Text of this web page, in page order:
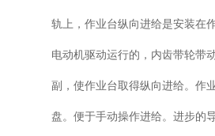
轨上，作业台纵向进给是安装在
电动机驱动运行的，内齿带轮带
副，使作业台取得纵向进给。作
盘。便于手动操作进给。进步的